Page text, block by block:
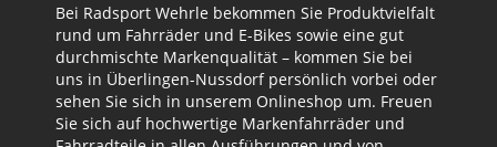
Bei Radsport Wehrle bekommen Sie Produktvielfalt
rund um Fahrräder und E-Bikes sowie eine gut
durchmischte Markenqualität – kommen Sie bei
uns in Überlingen-Nussdorf persönlich vorbei oder
sehen Sie sich in unserem Onlineshop um. Freuen
Sie sich auf hochwertige Markenfahrräder und